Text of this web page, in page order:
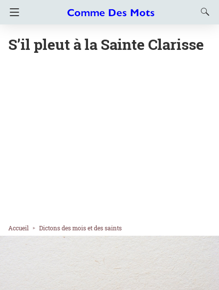
S’il pleut à la Sainte Clarisse
Accueil Dictons des mois et des saints